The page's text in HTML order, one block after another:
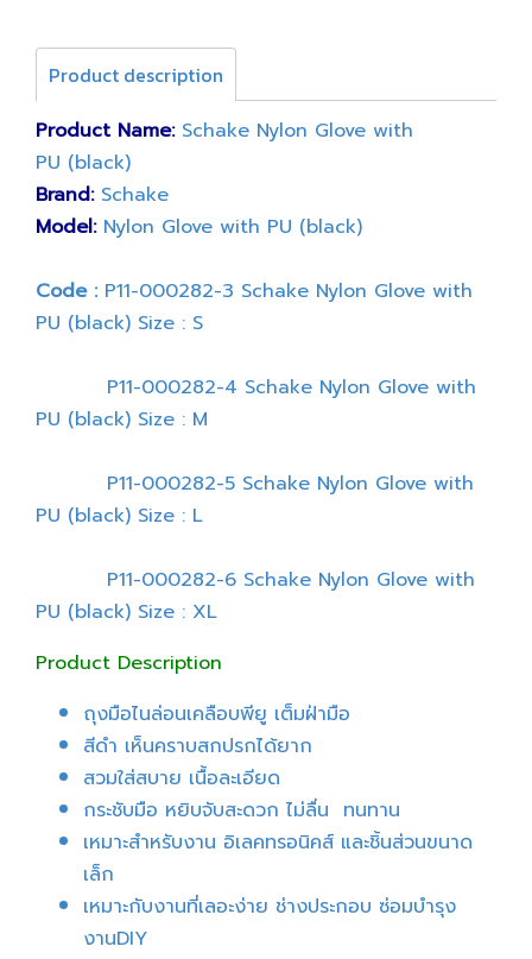
Product description
Product Name:Schake Nylon Glove with
PU (black)
Brand: Schake
Model:Nylon Glove with PU (black)
Code : P11-000282-3 Schake Nylon Glove with
PU (black) Size : S
P11-000282-4 Schake Nylon Glove with
PU (black) Size : M
P11-000282-5 Schake Nylon Glove with
PU (black) Size : L
P11-000282-6 Schake Nylon Glove with
PU (black) Size : XL
Product Description
ถุงมือไนล่อนเคลือบพียู เต็มฝ่ามือ
สีดำ เห็นคราบสกปรกได้ยาก
สวมใส่สบาย เนื้อละเอียด
กระชับมือ หยิบจับสะดวก ไม่ลื่น ทนทาน
เหมาะสำหรับงาน อิเลคทรอนิคส์ และชิ้นส่วนขนาด
เล็ก
เหมาะกับงานที่เลอะง่าย ช่างประกอบ ซ่อมบำรุง
งานDIY